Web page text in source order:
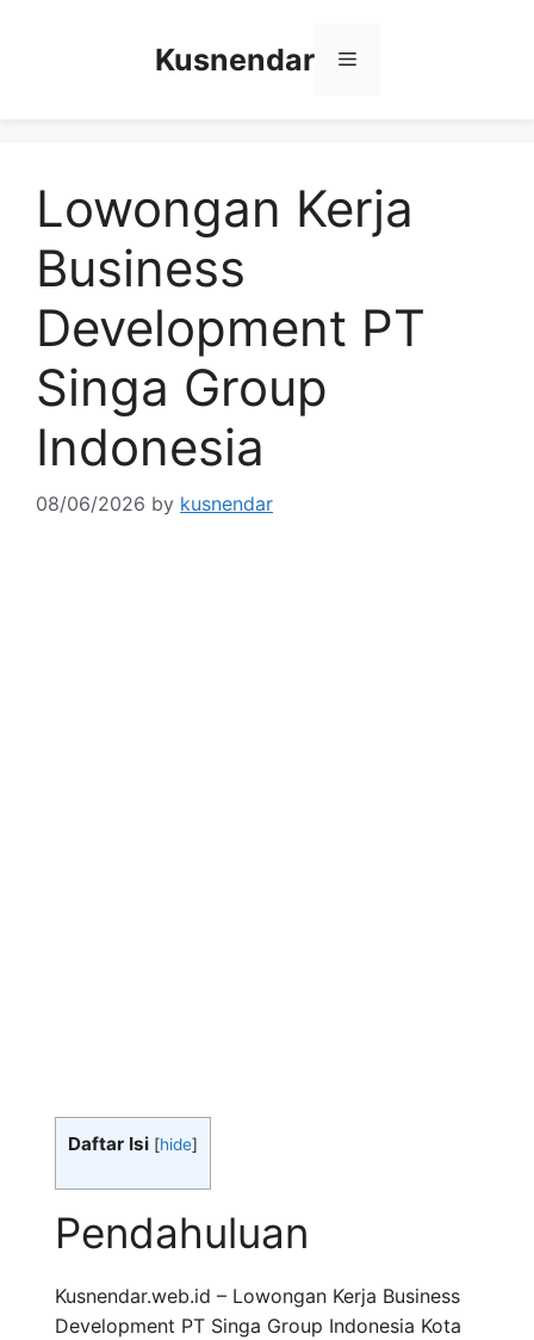
Kusnendar Menu
Lowongan Kerja
Business
Development PT
Singa Group
Indonesia
08/06/2026 by kusnendar
Daftar Isi [hide]
Pendahuluan
Kusnendar.web.id – Lowongan Kerja Business
Development PT Singa Group Indonesia Kota